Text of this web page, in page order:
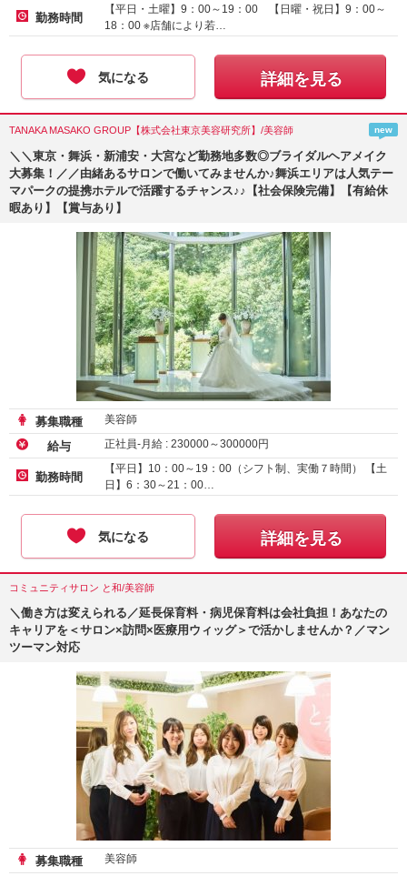
勤務時間
【平日・土曜】9：00～19：00 【日曜・祝日】9：00～
18：00 ※店舗により若…
気になる 詳細を見る
TANAKA MASAKO GROUP【株式会社東京美容研究所】/美容師 new
＼＼東京・舞浜・新浦安・大宮など勤務地多数◎ブライダルヘアメイク
大募集！／／由緒あるサロンで働いてみませんか♪舞浜エリアは人気テー
マパークの提携ホテルで活躍するチャンス♪♪【社会保険完備】【有給休
暇あり】【賞与あり】
募集職種 美容師
給与 正社員-月給 : 230000～300000円
勤務時間
【平日】10：00～19：00（シフト制、実働７時間） 【土
日】6：30～21：00…
気になる 詳細を見る
コミュニティサロン と和/美容師
＼働き方は変えられる／延長保育料・病児保育料は会社負担！あなたの
キャリアを＜サロン×訪問×医療用ウィッグ＞で活かしませんか？／マン
ツーマン対応
募集職種 美容師